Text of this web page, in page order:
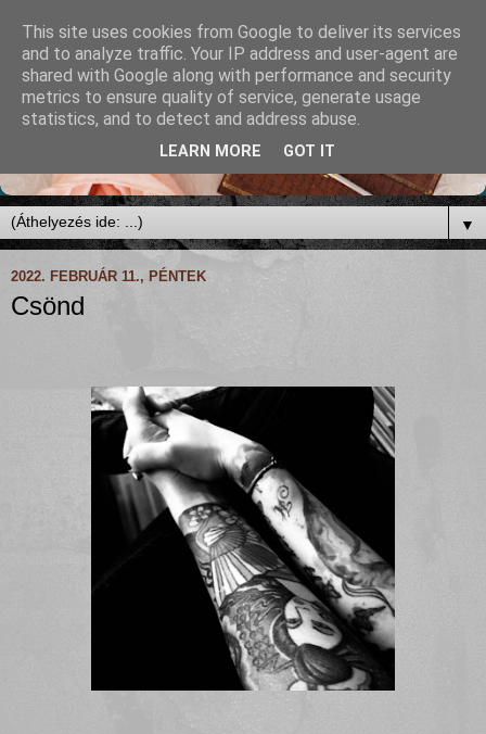
▼
2022. FEBRUÁR 11., PÉNTEK
Csönd
This site uses cookies from Google to deliver its services
and to analyze traffic. Your IP address and user-agent are
shared with Google along with performance and security
metrics to ensure quality of service, generate usage
statistics, and to detect and address abuse.
LEARN MORE GOT IT